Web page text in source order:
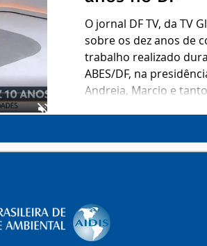
O jornal DF TV, da TV Globo, fez matéria no último
sobre os dez anos de
trabalho realizado
ABES/DF, na
Andreia, Marcio e
contratação das